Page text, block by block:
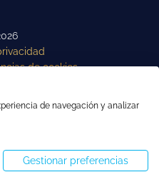
WhatsApp Menú
de cookies
de navegación y analizar
Gestionar preferencias